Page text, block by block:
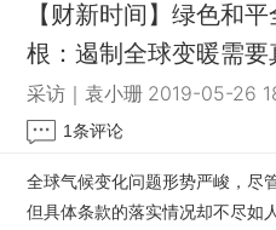
【财新时间】绿色和
根：遏制全球变暖需要
采访｜袁小珊 2019-05-26
1条评论
全球气候变化问题形势严峻，尽
但具体条款的落实情况却不尽如